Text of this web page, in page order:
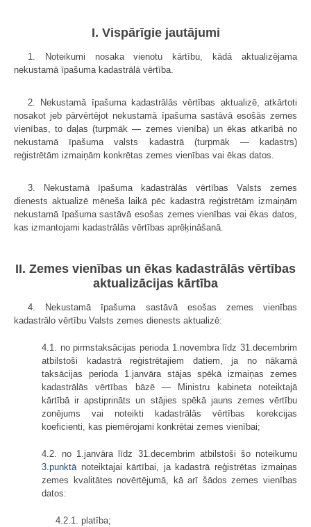
I. Vispārīgie jautājumi
1. Noteikumi nosaka vienotu kārtību, kādā aktualizējama
nekustamā īpašuma kadastrālā vērtība.
2. Nekustamā īpašuma kadastrālās vērtības aktualizē, atkārtoti
nosakot jeb pārvērtējot nekustamā īpašuma sastāvā esošās zemes
vienības, to daļas (turpmāk — zemes vienība) un ēkas atkarībā no
nekustamā īpašuma valsts kadastrā (turpmāk — kadastrs)
reģistrētām izmaiņām konkrētas zemes vienības vai ēkas datos.
3. Nekustamā īpašuma kadastrālās vērtības Valsts zemes
dienests aktualizē mēneša laikā pēc kadastrā reģistrētām izmaiņām
nekustamā īpašuma sastāvā esošas zemes vienības vai ēkas datos,
kas izmantojami kadastrālās vērtības aprēķināšanā.
II. Zemes vienības un ēkas kadastrālās vērtības
aktualizācijas kārtība
4. Nekustamā īpašuma sastāvā esošas zemes vienības
kadastrālo vērtību Valsts zemes dienests aktualizē:
4.1. no pirmstaksācijas perioda 1.novembra līdz 31.decembrim
atbilstoši kadastrā reģistrētajiem datiem, ja no nākamā
taksācijas perioda 1.janvāra stājas spēkā izmaiņas zemes
kadastrālās vērtības bāzē — Ministru kabineta noteiktajā
kārtībā ir apstiprināts un stājies spēkā jauns zemes vērtību
zonējums vai noteikti kadastrālās vērtības korekcijas
koeficienti, kas piemērojami konkrētai zemes vienībai;
4.2. no 1.janvāra līdz 31.decembrim atbilstoši šo noteikumu
3.punktānoteiktajai kārtībai, ja kadastrā reģistrētas izmaiņas
zemes kvalitātes novērtējumā, kā arī šādos zemes vienības
datos:
4.2.1. platība;